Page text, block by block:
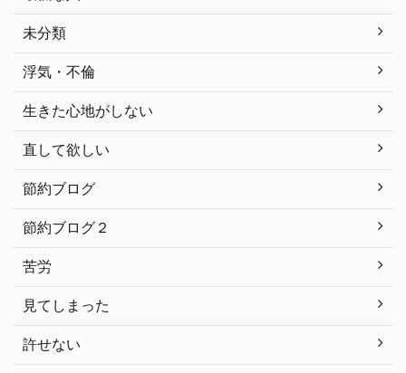
未分類
浮気・不倫
生きた心地がしない
直して欲しい
節約ブログ
節約ブログ２
苦労
見てしまった
許せない